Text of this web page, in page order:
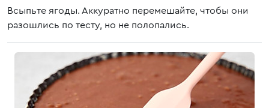
Всыпьте ягоды. Аккуратно перемешайте, чтобы они
разошлись по тесту, но не полопались.